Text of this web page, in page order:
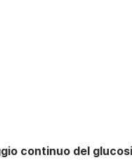
continuo del